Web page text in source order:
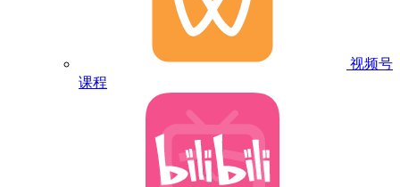
视频号
课程